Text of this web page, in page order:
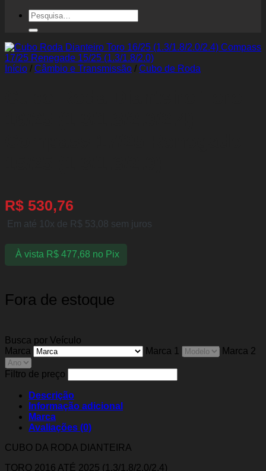
Pesquisar
por:
Início / Câmbio e Transmissão / Cubo de Roda
R$ 530,76
Em até 10x de R$ 53,08 sem juros
À vista R$477,68 no Pix
Fora de estoque
Busca por Veículo
Marca
Marca 1 Marca 2
Filtro de preço
Descrição
Informação adicional
Marca
Avaliações (0)
CUBO DA RODA DIANTEIRA
TORO 2016 ATÉ 2025 (1.3/1.8/2.0/2.4)